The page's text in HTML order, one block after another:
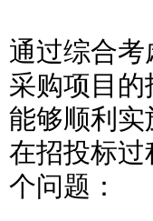
通过综合
采购项目
能够顺利实
在招投标
个问题：